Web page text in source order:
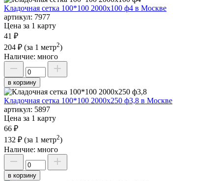
Кладочная сетка 100*100 2000х100 ф4 в Москве
артикул: 7977
Цена за 1 карту
41 ₽
204 ₽ (за 1 метр2)
Наличие: много
в корзину
Кладочная сетка 100*100 2000х250 ф3,8 в Москве
артикул: 5897
Цена за 1 карту
66 ₽
132 ₽ (за 1 метр2)
Наличие: много
в корзину